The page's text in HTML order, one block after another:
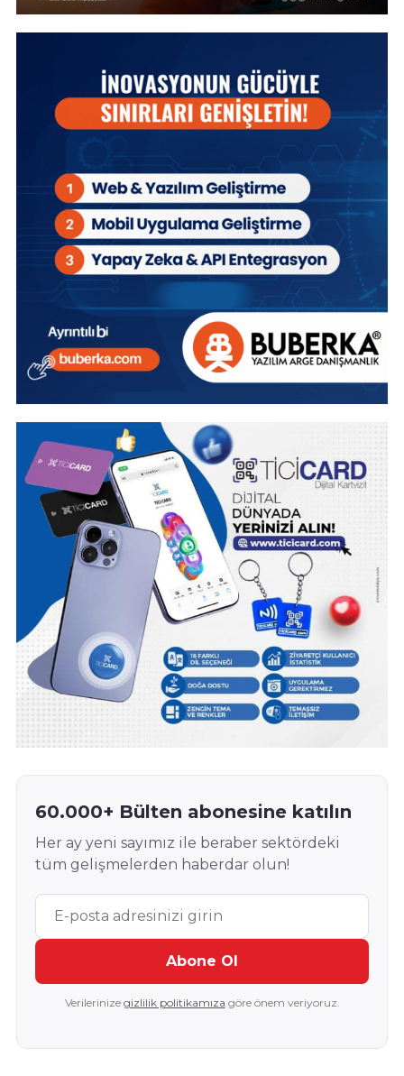
60.000+ Bülten abonesine katılın
Her ay yeni sayımız ile beraber sektördeki
tüm gelişmelerden haberdar olun!
Abone Ol
Verilerinize gizlilik politikamıza göre önem veriyoruz.